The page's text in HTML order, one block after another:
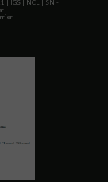
| IGS | NCL | SN -